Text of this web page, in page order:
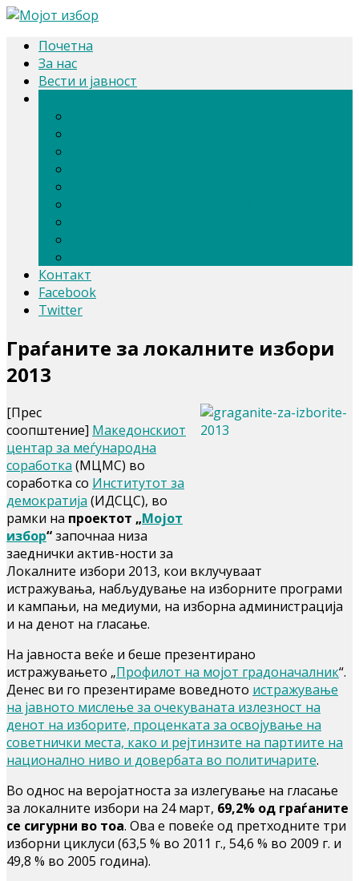
Почетна
За нас
Вести и јавност
Контакт
Facebook
Twitter
Граѓаните за локалните избори
2013
[Прес
соопштение] Македонскиот
центар за меѓународна
соработка (МЦМС) во
соработка со Институтот за
демократија (ИДСЦС), во
рамки на проектот „Мојот
избор“започнаа низа
заеднички актив-ности за
Локалните избори 2013, кои вклучуваат
истражувања, набљудување на изборните програми
и кампањи, на медиуми, на изборна администрација
и на денот на гласање.
На јавноста веќе и беше презентирано
истражувањето „Профилот на мојот градоначалник“.
Денес ви го презентираме воведното истражување
на јавното мислење за очекуваната излезност на
денот на изборите, проценката за освојување на
советнички места, како и рејтинзите на партиите на
национално ниво и довербата во политичарите.
Во однос на веројатноста за излегување на гласање
за локалните избори на 24 март, 69,2% од граѓаните
се сигурни во тоа. Ова е повеќе од претходните три
изборни циклуси (63,5 % во 2011 г., 54,6 % во 2009 г. и
49,8 % во 2005 година).